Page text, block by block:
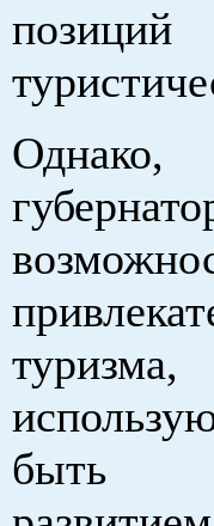
позиций
быть